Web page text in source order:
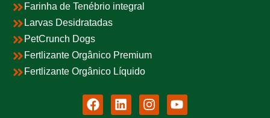
Farinha de Tenébrio integral
Larvas Desidratadas
PetCrunch Dogs
Fertlizante Orgânico Premium
Fertlizante Orgânico Líquido